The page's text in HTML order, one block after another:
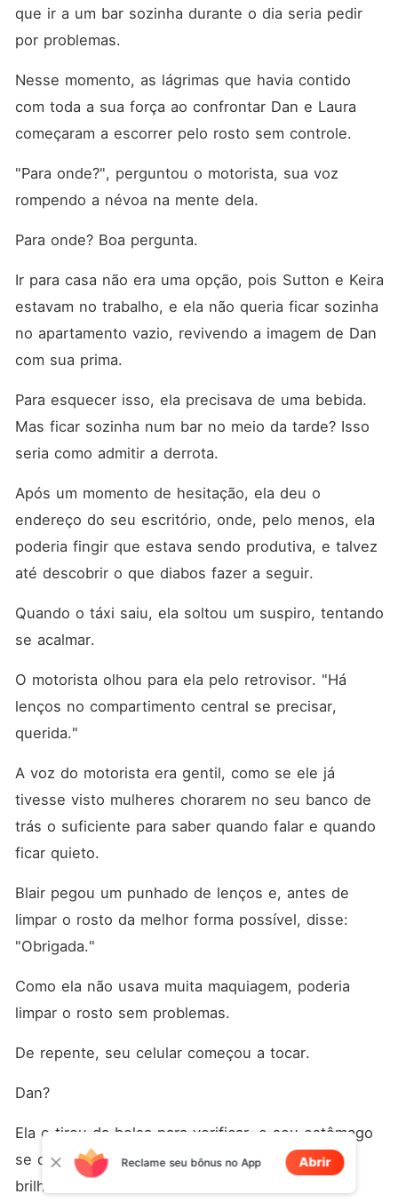
que ir a um bar sozinha durante o dia seria pedir
por problemas.
Nesse momento, as lágrimas que havia contido
com toda a sua força ao confrontar Dan e Laura
começaram a escorrer pelo rosto sem controle.
"Para onde?", perguntou o motorista, sua voz
rompendo a névoa na mente dela.
Para onde? Boa pergunta.
Ir para casa não era uma opção, pois Sutton e Keira
estavam no trabalho, e ela não queria ficar sozinha
no apartamento vazio, revivendo a imagem de Dan
com sua prima.
Para esquecer isso, ela precisava de uma bebida.
Mas ficar sozinha num bar no meio da tarde? Isso
seria como admitir a derrota.
Após um momento de hesitação, ela deu o
endereço do seu escritório, onde, pelo menos, ela
poderia fingir que estava sendo produtiva, e talvez
até descobrir o que diabos fazer a seguir.
Quando o táxi saiu, ela soltou um suspiro, tentando
se acalmar.
O motorista olhou para ela pelo retrovisor. "Há
lenços no compartimento central se precisar,
querida."
A voz do motorista era gentil, como se ele já
tivesse visto mulheres chorarem no seu banco de
trás o suficiente para saber quando falar e quando
ficar quieto.
Blair pegou um punhado de lenços e, antes de
limpar o rosto da melhor forma possível, disse:
"Obrigada."
Como ela não usava muita maquiagem, poderia
limpar o rosto sem problemas.
De repente, seu celular começou a tocar.
Dan?
Ela o tirou da bolsa para verificar, e seu estômago
se contraiu ao olhar para a tela, o nome dele
brilhando em letras brancas.
Reclame seu bônus no App Abrir